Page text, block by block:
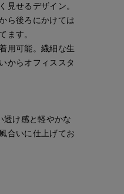
見せるデザイン。
ら後ろにかけては
ます。
用可能。繊細な生
からオフィススタ
透け感と軽やかな
合いに仕上げてお